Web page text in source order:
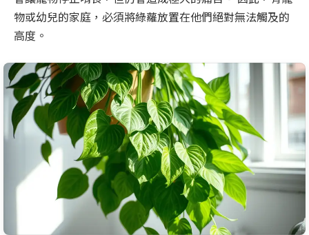
物或幼兒的家庭，必須將綠蘿放置在他們絕對無法觸及的
高度。